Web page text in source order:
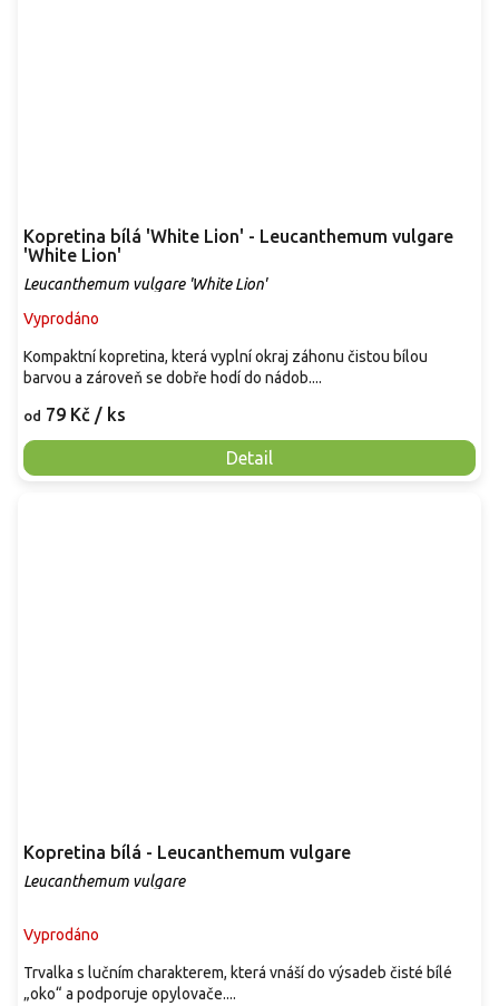
Kopretina bílá 'White Lion' - Leucanthemum vulgare
'White Lion'
Leucanthemum vulgare 'White Lion'
Vyprodáno
od 79 Kč / ks
Detail
Kompaktní kopretina, která vyplní okraj záhonu čistou bílou
barvou a zároveň se dobře hodí do nádob....
Kopretina bílá - Leucanthemum vulgare
Leucanthemum vulgare
Vyprodáno
Trvalka s lučním charakterem, která vnáší do výsadeb čisté bílé
„oko“ a podporuje opylovače....